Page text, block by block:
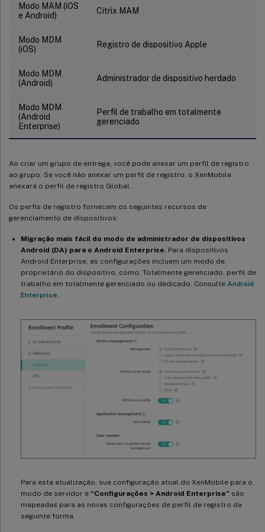
Modo MAM (iOS
e Android)
Citrix MAM
Modo MDM
(iOS)
Registro de dispositivo Apple
Modo MDM
(Android)
Administrador de dispositivo herdado
Modo MDM
(Android
Enterprise)
Perfil de trabalho em totalmente
gerenciado
Ao criar um grupo de entrega, você pode anexar um perfil de registro
ao grupo. Se você não anexar um perfil de registro, o XenMobile
anexará o perfil de registro Global.
Os perfis de registro fornecem os seguintes recursos de
gerenciamento de dispositivos:
Migração mais fácil do modo de administrador de dispositivos
Android (DA) para o Android Enterprise. Para dispositivos
Android Enterprise, as configurações incluem um modo de
proprietário do dispositivo, como: Totalmente gerenciado, perfil de
trabalho em totalmente gerenciado ou dedicado. Consulte Android
Enterprise
Para esta atualização, sua configuração atual do XenMobile para o
modo de servidor e “Configurações > Android Enterprise” são
mapeadas para as novas configurações de perfil de registro da
seguinte forma.